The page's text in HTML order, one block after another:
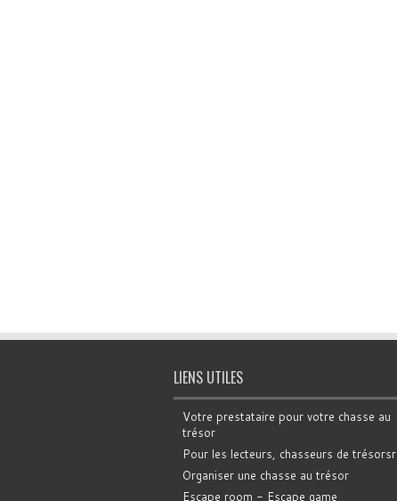
LIENS UTILES
Votre prestataire pour votre chasse au
trésor
Pour les lecteurs, chasseurs de trésorsr
Organiser une chasse au trésor
Escape room - Escape game